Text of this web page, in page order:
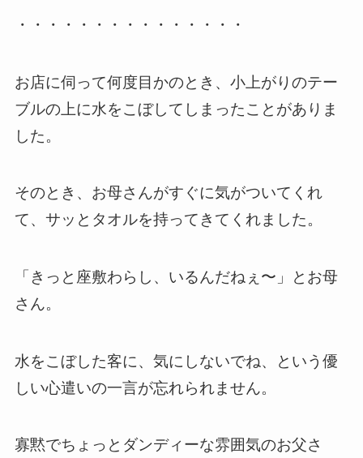
・・・・・・・・・・・・・・・
お店に伺って何度目かのとき、小上がりのテー
ブルの上に水をこぼしてしまったことがありま
した。
そのとき、お母さんがすぐに気がついてくれ
て、サッとタオルを持ってきてくれました。
「きっと座敷わらし、いるんだねぇ〜」とお母
さん。
水をこぼした客に、気にしないでね、という優
しい心遣いの一言が忘れられません。
寡黙でちょっとダンディーな雰囲気のお父さ